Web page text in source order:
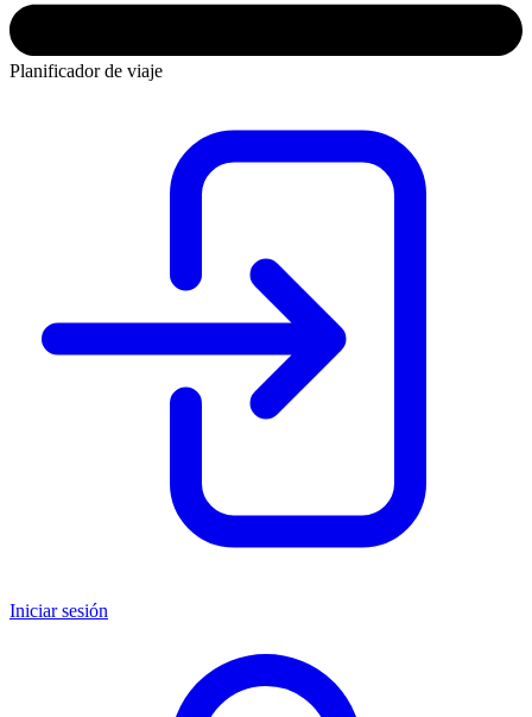
Planificador de viaje
Iniciar sesión